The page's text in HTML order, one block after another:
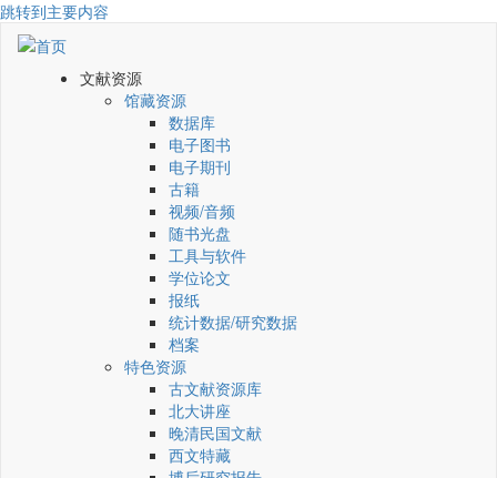
跳转到主要内容
文献资源
馆藏资源
数据库
电子图书
电子期刊
古籍
视频/音频
随书光盘
工具与软件
学位论文
报纸
统计数据/研究数据
档案
特色资源
古文献资源库
北大讲座
晚清民国文献
西文特藏